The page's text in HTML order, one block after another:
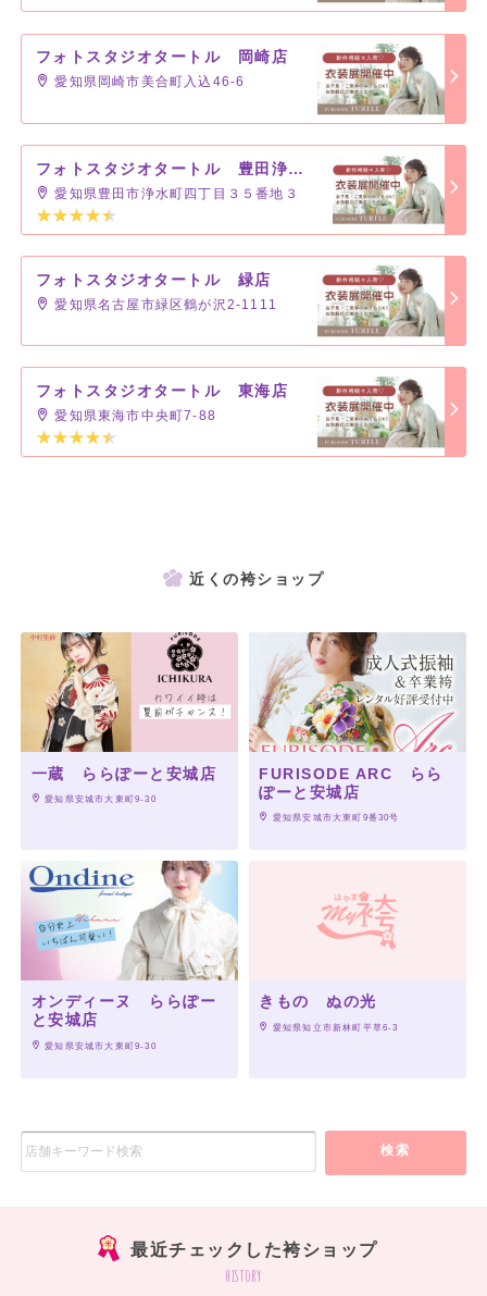
フォトスタジオタートル 岡崎店
愛知県岡崎市美合町入込46-6
フォトスタジオタートル 豊田浄水店
愛知県豊田市浄水町四丁目３５番地３
フォトスタジオタートル 緑店
愛知県名古屋市緑区鶴が沢2-1111
フォトスタジオタートル 東海店
愛知県東海市中央町7-88
近くの袴ショップ
一蔵 ららぽーと安城店
愛知県安城市大東町9-30
FURISODE ARC らら
ぽーと安城店
愛知県安城市大東町9番30号
オンディーヌ ららぽー
と安城店
愛知県安城市大東町9-30
きもの ぬの光
愛知県知立市新林町平草6-3
検索
最近チェックした袴ショップ
history